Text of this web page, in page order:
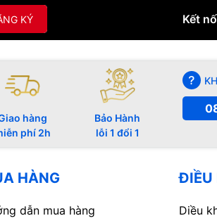
KÝ Kết
hàng
phí 2h
Bảo Hành
lỗi 1 đổi 1
HÀNG
dẫn mua hàng
ĐIỀU
Diều